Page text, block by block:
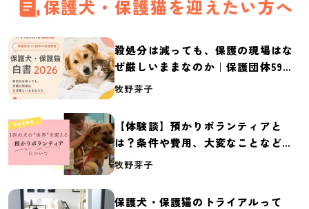
保護犬・保護猫を迎えたい方へ
殺処分は減っても、保護の現場はな
ぜ厳しいままなのか｜保護団体59団
体の実態調査【保護犬・保護猫白書
牧野芽子
【体験談】預かりボランティアと
は？条件や費用、大変なことなど紹
介
牧野芽子
保護犬・保護猫のトライアルって